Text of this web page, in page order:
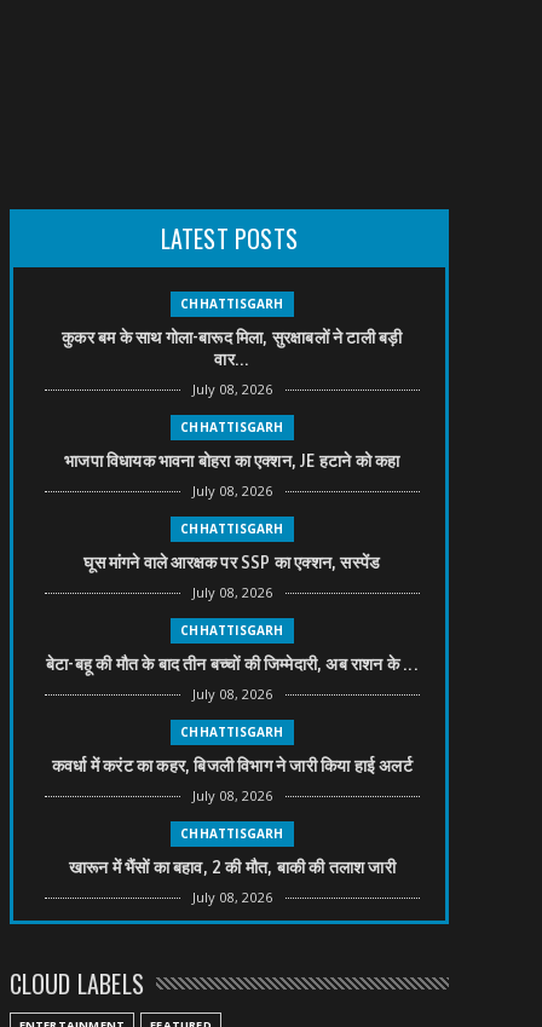
LATEST POSTS
CHHATTISGARH
कुकर बम के साथ गोला-बारूद मिला, सुरक्षाबलों ने टाली बड़ी
वार...
July 08, 2026
CHHATTISGARH
भाजपा विधायक भावना बोहरा का एक्शन, JE हटाने को कहा
July 08, 2026
CHHATTISGARH
घूस मांगने वाले आरक्षक पर SSP का एक्शन, सस्पेंड
July 08, 2026
CHHATTISGARH
बेटा-बहू की मौत के बाद तीन बच्चों की जिम्मेदारी, अब राशन के ...
July 08, 2026
CHHATTISGARH
कवर्धा में करंट का कहर, बिजली विभाग ने जारी किया हाई अलर्ट
July 08, 2026
CHHATTISGARH
खारून में भैंसों का बहाव, 2 की मौत, बाकी की तलाश जारी
July 08, 2026
तीन साल से फरार रामगोपाल पर फिर शिकंजा, बेटे से पूछताछ
CLOUD LABELS